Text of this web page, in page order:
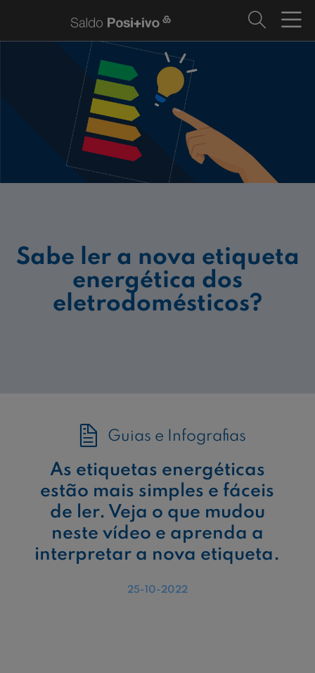
Sabe ler a nova etiqueta
energética dos
eletrodomésticos?
Guias e Infografias
As etiquetas energéticas
estão mais simples e fáceis
de ler. Veja o que mudou
neste vídeo e aprenda a
interpretar a nova etiqueta.
25-10-2022